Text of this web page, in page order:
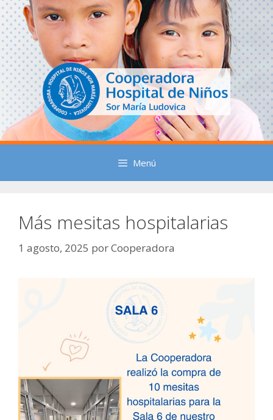
Saltar
al
contenido
Menú
Más mesitas hospitalarias
1 agosto, 2025 porCooperadora